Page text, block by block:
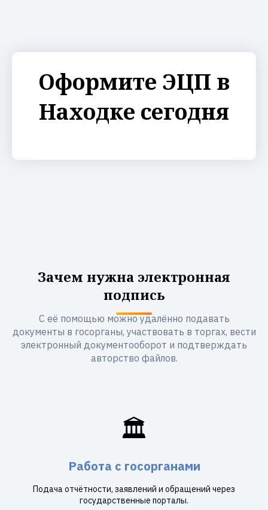
Оформите ЭЦП в
Находке сегодня
Зачем нужна электронная
подпись
С её помощью можно удалённо подавать
документы в госорганы, участвовать в торгах, вести
электронный документооборот и подтверждать
авторство файлов.
🏛️
Работа с госорганами
Подача отчётности, заявлений и обращений через
государственные порталы.